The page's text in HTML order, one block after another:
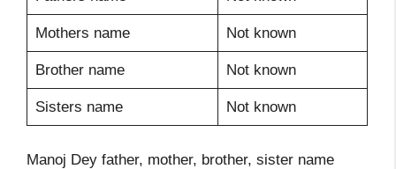
Mothers name Not known
Brother name Not known
Sisters name Not known
Manoj Dey father, mother, brother, sister name